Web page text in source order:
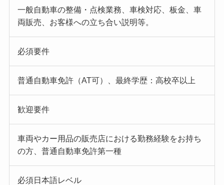
一般自動車の整備・点検業務、車検対応、板金、車
両販売、お客様への立ち合い説明等。
必須要件
普通自動車免許（AT可）、最終学歴：高校卒以上
歓迎要件
車両やカー用品の販売店における勤務経験をお持ち
の方、普通自動車免許第一種
必須日本語レベル